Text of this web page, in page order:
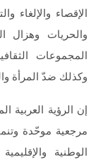
الإقصاء
والحريات وهزال
المجموعات
وكذلك ضدّ المرأة
إن الرؤية
مرجعية موحّدة
الوطنية